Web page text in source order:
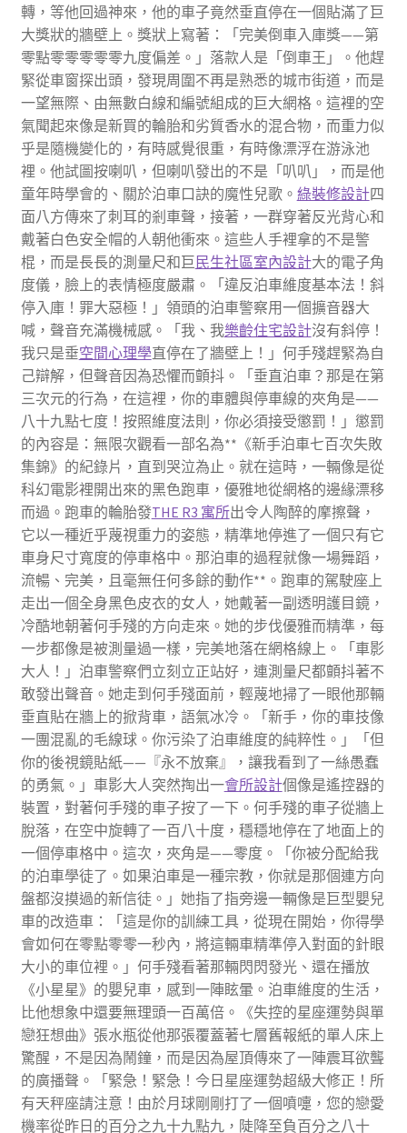
轉，等他回過神來，他的車子竟然垂直停在一個貼滿了巨
大獎狀的牆壁上。獎狀上寫著：「完美倒車入庫獎——第
零點零零零零零九度偏差。」落款人是「倒車王」。他趕
緊從車窗探出頭，發現周圍不再是熟悉的城市街道，而是
一望無際、由無數白線和編號組成的巨大網格。這裡的空
氣聞起來像是新買的輪胎和劣質香水的混合物，而重力似
乎是隨機變化的，有時感覺很重，有時像漂浮在游泳池
裡。他試圖按喇叭，但喇叭發出的不是「叭叭」，而是他
童年時學會的、關於泊車口訣的魔性兒歌。 綠裝修設計四
面八方傳來了刺耳的剎車聲，接著，一群穿著反光背心和
戴著白色安全帽的人朝他衝來。這些人手裡拿的不是警
棍，而是長長的測量尺和巨 民生社區室內設計大的電子角
度儀，臉上的表情極度嚴肅。「違反泊車維度基本法！斜
停入庫！罪大惡極！」領頭的泊車警察用一個擴音器大
喊，聲音充滿機械感。「我、我樂齡住宅設計沒有斜停！
我只是垂空間心理學直停在了牆壁上！」何手殘趕緊為自
己辯解，但聲音因為恐懼而顫抖。「垂直泊車？那是在第
三次元的行為，在這裡，你的車體與停車線的夾角是——
八十九點七度！按照維度法則，你必須接受懲罰！」懲罰
的內容是：無限次觀看一部名為**《新手泊車七百次失敗
集錦》的紀錄片，直到哭泣為止。就在這時，一輛像是從
科幻電影裡開出來的黑色跑車，優雅地從網格的邊緣漂移
而過。跑車的輪胎發THE R3 寓所出令人陶醉的摩擦聲，
它以一種近乎蔑視重力的姿態，精準地停進了一個只有它
車身尺寸寬度的停車格中。那泊車的過程就像一場舞蹈，
流暢、完美，且毫無任何多餘的動作**。跑車的駕駛座上
走出一個全身黑色皮衣的女人，她戴著一副透明護目鏡，
冷酷地朝著何手殘的方向走來。她的步伐優雅而精準，每
一步都像是被測量過一樣，完美地落在網格線上。「車影
大人！」泊車警察們立刻立正站好，連測量尺都顫抖著不
敢發出聲音。她走到何手殘面前，輕蔑地掃了一眼他那輛
垂直貼在牆上的掀背車，語氣冰冷。「新手，你的車技像
一團混亂的毛線球。你污染了泊車維度的純粹性。」「但
你的後視鏡貼紙——『永不放棄』，讓我看到了一絲愚蠢
的勇氣。」車影大人突然掏出一會所設計個像是遙控器的
裝置，對著何手殘的車子按了一下。何手殘的車子從牆上
脫落，在空中旋轉了一百八十度，穩穩地停在了地面上的
一個停車格中。這次，夾角是——零度。「你被分配給我
的泊車學徒了。如果泊車是一種宗教，你就是那個連方向
盤都沒摸過的新信徒。」她指了指旁邊一輛像是巨型嬰兒
車的改造車：「這是你的訓練工具，從現在開始，你得學
會如何在零點零零一秒內，將這輛車精準停入對面的針眼
大小的車位裡。」何手殘看著那輛閃閃發光、還在播放
《小星星》的嬰兒車，感到一陣眩暈。泊車維度的生活，
比他想象中還要無理頭一百萬倍。《失控的星座運勢與單
戀狂想曲》張水瓶從他那張覆蓋著七層舊報紙的單人床上
驚醒，不是因為鬧鐘，而是因為屋頂傳來了一陣震耳欲聾
的廣播聲。「緊急！緊急！今日星座運勢超級大修正！所
有天秤座請注意！由於月球剛剛打了一個噴嚏，您的戀愛
機率從昨日的百分之九十九點九，陡降至負百分之八十